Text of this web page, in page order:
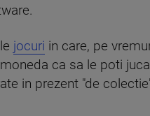
jocuri in care, pe
ca sa le poti
in prezent "de